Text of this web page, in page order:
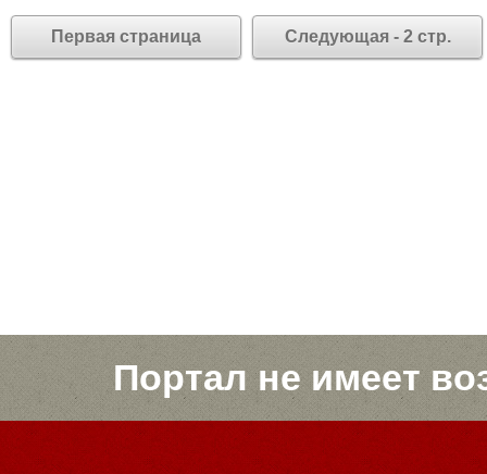
Первая страница Следующая - 2 стр.
Портал не имеет